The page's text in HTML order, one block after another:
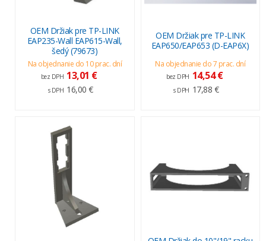
OEM Držiak pre TP-LINK
EAP235-Wall EAP615-Wall,
šedý (79673)
Na objednanie do 10 prac. dní
bez DPH 13,01 €
s DPH 16,00 €
OEM Držiak pre TP-LINK
EAP650/EAP653 (D-EAP6X)
Na objednanie do 7 prac. dní
bez DPH 14,54 €
s DPH 17,88 €